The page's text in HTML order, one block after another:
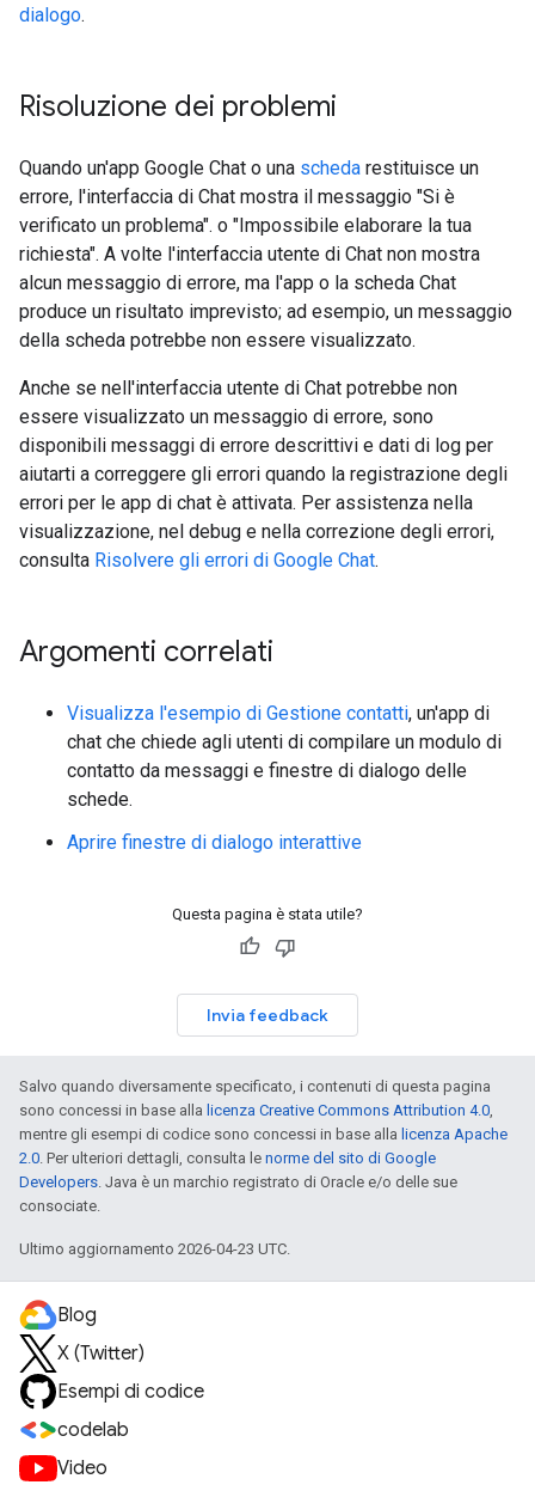
dialogo.
Risoluzione dei problemi
Quando un'app Google Chat o una scheda restituisce un
errore, l'interfaccia di Chat mostra il messaggio "Si è
verificato un problema". o "Impossibile elaborare la tua
richiesta". A volte l'interfaccia utente di Chat non mostra
alcun messaggio di errore, ma l'app o la scheda Chat
produce un risultato imprevisto; ad esempio, un messaggio
della scheda potrebbe non essere visualizzato.
Anche se nell'interfaccia utente di Chat potrebbe non
essere visualizzato un messaggio di errore, sono
disponibili messaggi di errore descrittivi e dati di log per
aiutarti a correggere gli errori quando la registrazione degli
errori per le app di chat è attivata. Per assistenza nella
visualizzazione, nel debug e nella correzione degli errori,
consulta Risolvere gli errori di Google Chat.
Argomenti correlati
Visualizza l'esempio di Gestione contatti, un'app di
chat che chiede agli utenti di compilare un modulo di
contatto da messaggi e finestre di dialogo delle
schede.
Aprire finestre di dialogo interattive
Questa pagina è stata utile?
Invia feedback
Salvo quando diversamente specificato, i contenuti di questa pagina
sono concessi in base alla licenza Creative Commons Attribution 4.0,
mentre gli esempi di codice sono concessi in base alla licenza Apache
2.0. Per ulteriori dettagli, consulta le norme del sito di Google
Developers. Java è un marchio registrato di Oracle e/o delle sue
consociate.
Ultimo aggiornamento 2026-04-23 UTC.
Blog
X (Twitter)
Esempi di codice
codelab
Video